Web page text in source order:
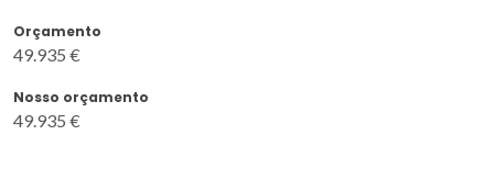
Orçamento
49.935 €
Nosso orçamento
49.935 €